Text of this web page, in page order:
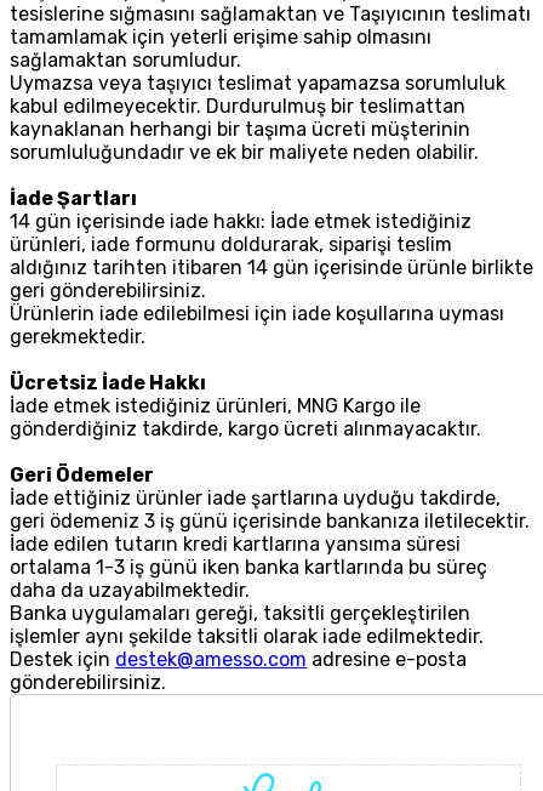
tesislerine sığmasını sağlamaktan ve Taşıyıcının teslimatı
tamamlamak için yeterli erişime sahip olmasını
sağlamaktan sorumludur.
Uymazsa veya taşıyıcı teslimat yapamazsa sorumluluk
kabul edilmeyecektir. Durdurulmuş bir teslimattan
kaynaklanan herhangi bir taşıma ücreti müşterinin
sorumluluğundadır ve ek bir maliyete neden olabilir.
İade Şartları
14 gün içerisinde iade hakkı: İade etmek istediğiniz
ürünleri, iade formunu doldurarak, siparişi teslim
aldığınız tarihten itibaren 14 gün içerisinde ürünle birlikte
geri gönderebilirsiniz.
Ürünlerin iade edilebilmesi için iade koşullarına uyması
gerekmektedir.
Ücretsiz İade Hakkı
İade etmek istediğiniz ürünleri, MNG Kargo ile
gönderdiğiniz takdirde, kargo ücreti alınmayacaktır.
Geri Ödemeler
İade ettiğiniz ürünler iade şartlarına uyduğu takdirde,
geri ödemeniz 3 iş günü içerisinde bankanıza iletilecektir.
İade edilen tutarın kredi kartlarına yansıma süresi
ortalama 1-3 iş günü iken banka kartlarında bu süreç
daha da uzayabilmektedir.
Banka uygulamaları gereği, taksitli gerçekleştirilen
işlemler aynı şekilde taksitli olarak iade edilmektedir.
Destek için destek@amesso.com adresine e-posta
gönderebilirsiniz.